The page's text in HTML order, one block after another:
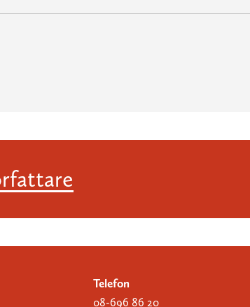
Telefon
08-696 86 20